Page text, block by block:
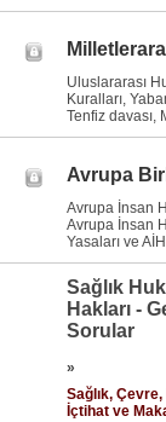
Uluslararası
Kuralları,
Tenfiz davası,
Avrupa
Avrupa İnsan
Avrupa İnsan
Yasaları ve
Sağlık
Hakları -
Sorular
»
Sağlık,
İçtihat ve